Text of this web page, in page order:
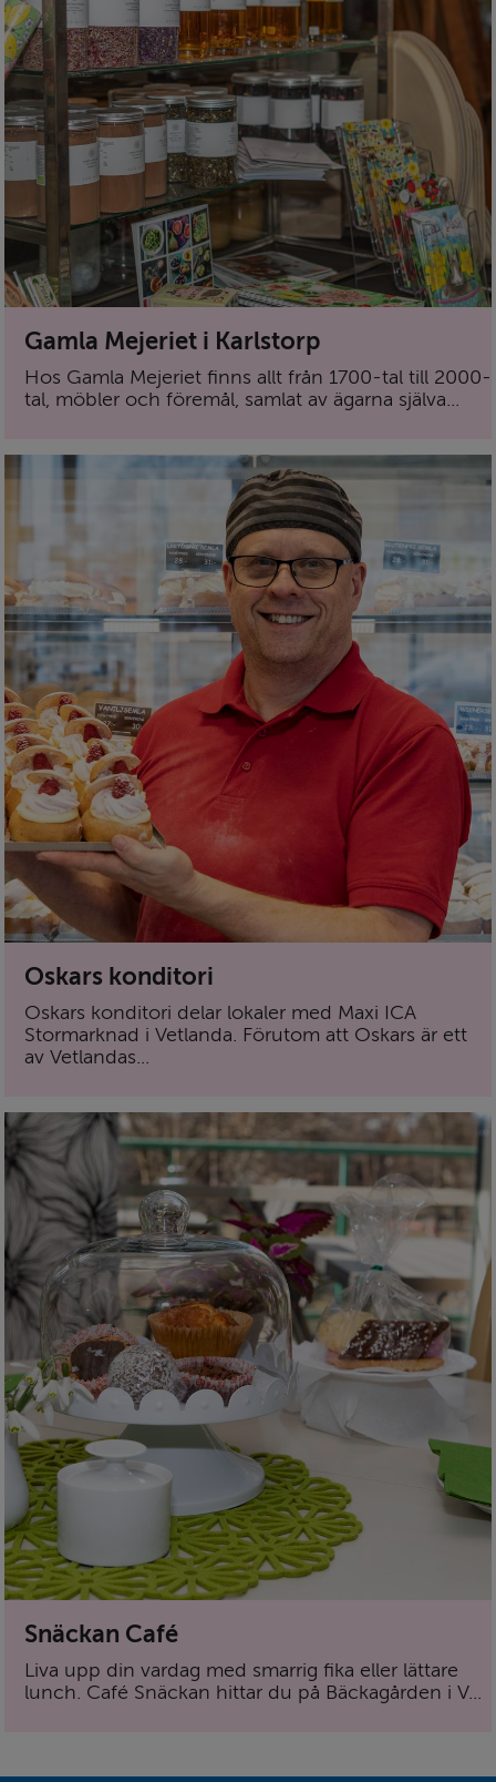
Gamla Mejeriet i Karlstorp
Hos Gamla Mejeriet finns allt från 1700-tal till 2000-
tal, möbler och föremål, samlat av ägarna själva...
Oskars konditori
Oskars konditori delar lokaler med Maxi ICA
Stormarknad i Vetlanda. Förutom att Oskars är ett
av Vetlandas...
Snäckan Café
Liva upp din vardag med smarrig fika eller lättare
lunch. Café Snäckan hittar du på Bäckagården i V...